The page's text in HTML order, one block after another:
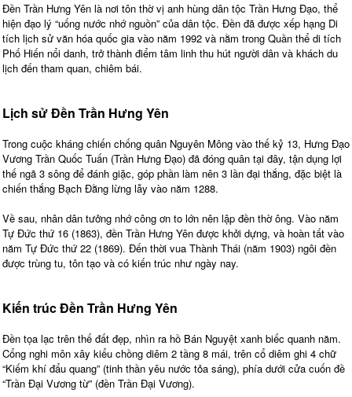
Đền Trần Hưng Yên là nơi tôn thờ vị anh hùng dân tộc Trần Hưng Đạo, thể
hiện đạo lý “uống nước nhớ nguồn” của dân tộc. Đền đã được xếp hạng Di
tích lịch sử văn hóa quốc gia vào năm 1992 và nằm trong Quần thể di tích
Phố Hiến nổi danh, trở thành điểm tâm linh thu hút người dân và khách du
lịch đến tham quan, chiêm bái.
Lịch sử Đền Trần Hưng Yên
Trong cuộc kháng chiến chống quân Nguyên Mông vào thế kỷ 13, Hưng Đạo
Vương Trần Quốc Tuấn (Trần Hưng Đạo) đã đóng quân tại đây, tận dụng lợi
thế ngã 3 sông để đánh giặc, góp phần làm nên 3 lần đại thắng, đặc biệt là
chiến thắng Bạch Đằng lừng lẫy vào năm 1288.
Về sau, nhân dân tưởng nhớ công ơn to lớn nên lập đền thờ ông. Vào năm
Tự Đức thứ 16 (1863), đền Trần Hưng Yên được khởi dựng, và hoàn tất vào
năm Tự Đức thứ 22 (1869). Đến thời vua Thành Thái (năm 1903) ngôi đền
được trùng tu, tôn tạo và có kiến trúc như ngày nay.
Kiến trúc Đền Trần Hưng Yên
Đền tọa lạc trên thế đất đẹp, nhìn ra hồ Bán Nguyệt xanh biếc quanh năm.
Cổng nghi môn xây kiểu chồng diêm 2 tầng 8 mái, trên cổ diêm ghi 4 chữ
“Kiếm khí đẩu quang” (tinh thần yêu nước tỏa sáng), phía dưới cửa cuốn đề
“Trần Đại Vương từ” (đền Trần Đại Vương).